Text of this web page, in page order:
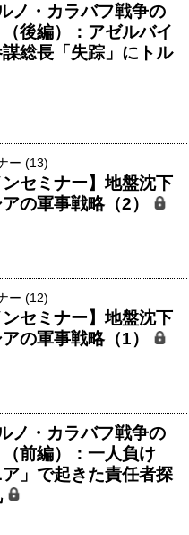
ノ・カラバフ戦争の
（後編）：アゼルバイ
総長「失踪」にトル
ー (13)
ンセミナー】地盤沈下
の軍事戦略（2）
ー (12)
ンセミナー】地盤沈下
の軍事戦略（1）
ノ・カラバフ戦争の
（前編）：一人負け
ア」で起きた責任者探